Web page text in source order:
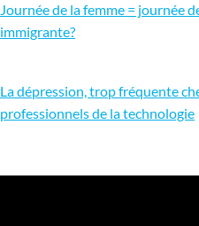
Journée de la femme = journée
immigrante?
La dépression, trop fréquente
professionnels de la technologie